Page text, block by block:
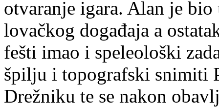
otvaranje igara. Alan je
lovačkog događaja a
fešti imao i speleološki
špilju i topografski snimiti
Drežniku te se nakon